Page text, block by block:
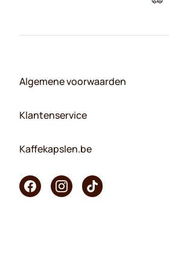
Algemene voorwaarden
Klantenservice
Kaffekapslen.be